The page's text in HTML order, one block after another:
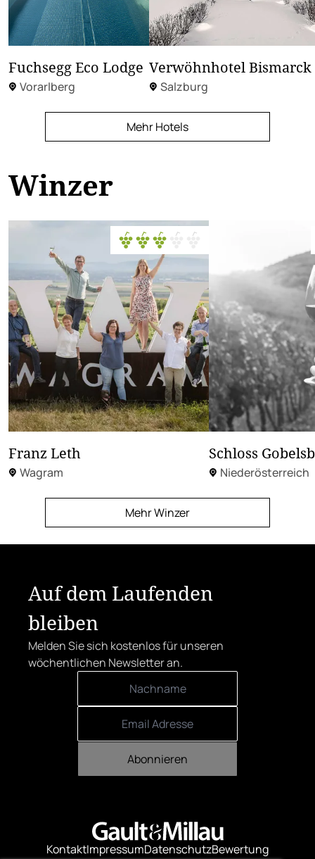
Fuchsegg Eco Lodge
Vorarlberg
Verwöhnhotel Bismarck
Salzburg
Mehr Hotels
Winzer
Franz Leth
Wagram
Schloss
Niederösterreich
Mehr Winzer
Auf dem Laufenden
bleiben
Melden Sie sich kostenlos für unseren
wöchentlichen Newsletter an.
Abonnieren
KontaktImpressumDatenschutzBewertung